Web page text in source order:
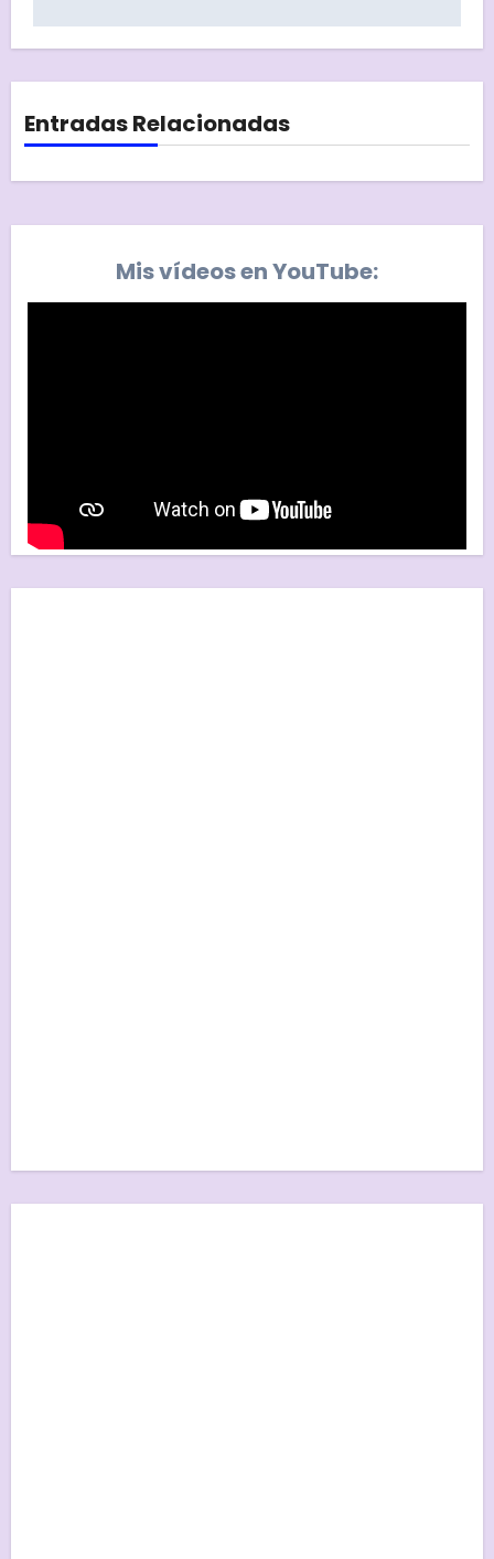
Entradas Relacionadas
Mis vídeos en YouTube: